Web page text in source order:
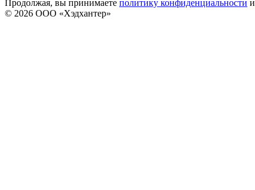
Продолжая, вы принимаете политику конфиденциальности и
© 2026 ООО «Хэдхантер»